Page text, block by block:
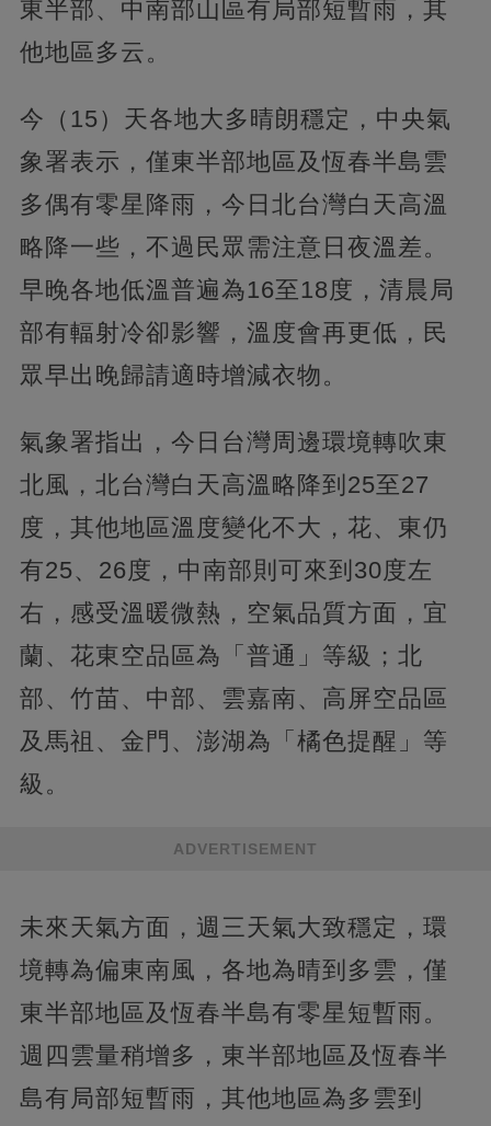
東半部、中南部山區有局部短暫雨，其
他地區多云。
今（15）天各地大多晴朗穩定，中央氣
象署表示，僅東半部地區及恆春半島雲
多偶有零星降雨，今日北台灣白天高溫
略降一些，不過民眾需注意日夜溫差。
早晚各地低溫普遍為16至18度，清晨局
部有輻射冷卻影響，溫度會再更低，民
眾早出晚歸請適時增減衣物。
氣象署指出，今日台灣周邊環境轉吹東
北風，北台灣白天高溫略降到25至27
度，其他地區溫度變化不大，花、東仍
有25、26度，中南部則可來到30度左
右，感受溫暖微熱，空氣品質方面，宜
蘭、花東空品區為「普通」等級；北
部、竹苗、中部、雲嘉南、高屏空品區
及馬祖、金門、澎湖為「橘色提醒」等
級。
ADVERTISEMENT
未來天氣方面，週三天氣大致穩定，環
境轉為偏東南風，各地為晴到多雲，僅
東半部地區及恆春半島有零星短暫雨。
週四雲量稍增多，東半部地區及恆春半
島有局部短暫雨，其他地區為多雲到